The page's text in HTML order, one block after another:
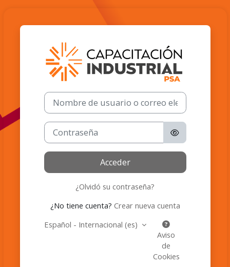
Entrar a
Saltar a creación de una nueva cuenta
Nombre de usuario o correo electrónico
Contraseña
Acceder
¿Olvidó su contraseña?
¿No tiene cuenta? Crear nueva cuenta
Español - Internacional ‎(es)‎
Aviso
de
Cookies